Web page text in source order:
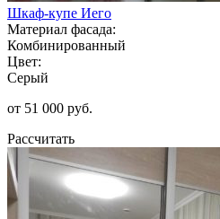
Шкаф-купе Иего
Материал фасада:
Комбинированный
Цвет:
Серый
от 51 000 руб.
Рассчитать